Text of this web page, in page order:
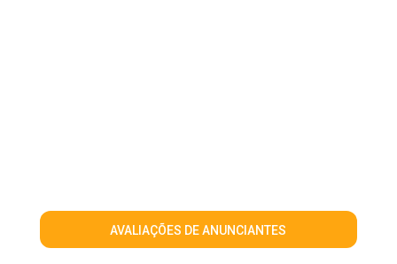
AVALIAÇÕES DE ANUNCIANTES